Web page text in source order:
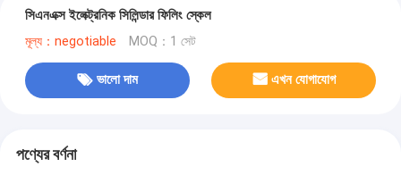
সিএনএক্স ইলেক্ট্রনিক সিলিন্ডার ফিলিং স্কেল
মূল্য：negotiable MOQ：1 সেট
ভালো দাম এখন যোগাযোগ
পণ্যের বর্ণনা